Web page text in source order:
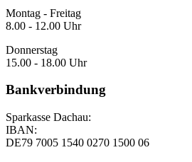
Montag - Freitag
8.00 - 12.00 Uhr
Donnerstag
15.00 - 18.00 Uhr
Bankverbindung
Sparkasse Dachau:
IBAN:
DE79 7005 1540 0270 1500 06